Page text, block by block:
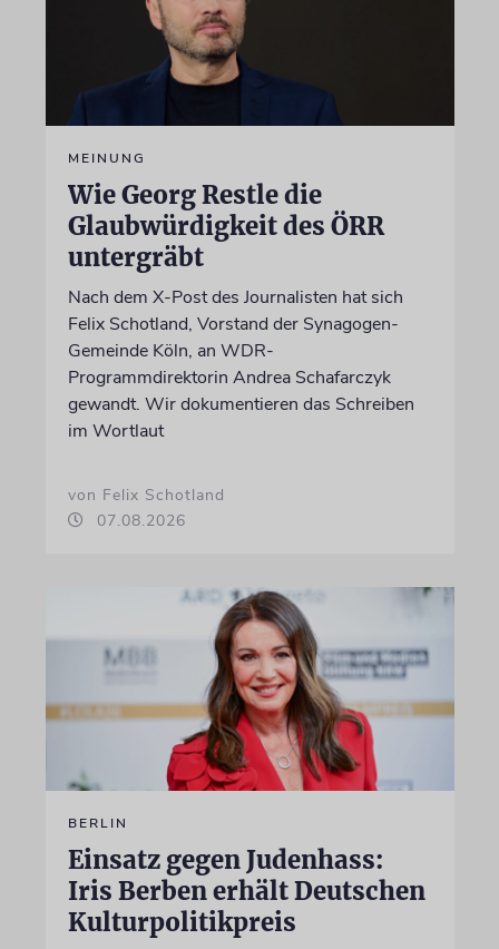
MEINUNG
Wie Georg Restle die
Glaubwürdigkeit des ÖRR
untergräbt
Nach dem X-Post des Journalisten hat sich
Felix Schotland, Vorstand der Synagogen-
Gemeinde Köln, an WDR-
Programmdirektorin Andrea Schafarczyk
gewandt. Wir dokumentieren das Schreiben
im Wortlaut
von Felix Schotland
07.08.2026
BERLIN
Einsatz gegen Judenhass:
Iris Berben erhält Deutschen
Kulturpolitikpreis